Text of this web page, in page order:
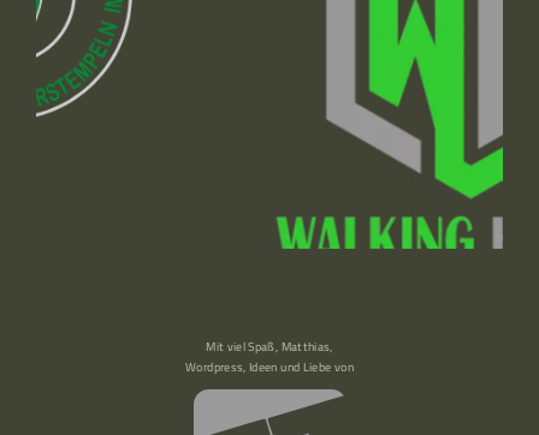
Mit viel Spaß, Matthias,